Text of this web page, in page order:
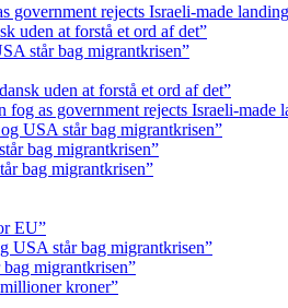
government rejects Israeli-made
uden at forstå et ord af det”
står bag migrantkrisen”
uden at forstå et ord af det”
fog as government rejects Israeli-made
USA står bag migrantkrisen”
bag migrantkrisen”
bag migrantkrisen”
EU”
USA står bag migrantkrisen”
migrantkrisen”
kroner”